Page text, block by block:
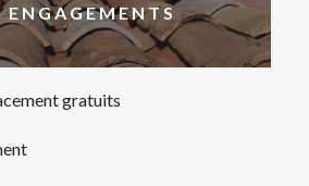
ENGAGEMENTS
gratuits